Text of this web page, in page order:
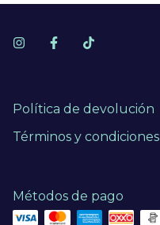
Política de devolución
Términos y condiciones
Métodos de pago